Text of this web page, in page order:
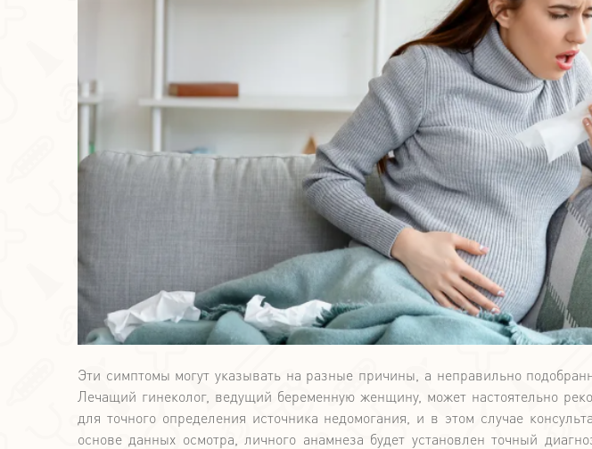
Эти симптомы могут указывать на разные причины, а неправильно
Лечащий гинеколог, ведущий беременную женщину, может настоятельно
для точного определения источника недомогания, и в этом случае
основе данных осмотра, личного анамнеза будет установлен точный